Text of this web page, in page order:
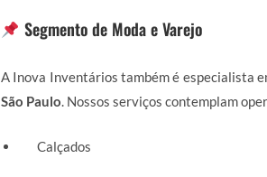
Segmento de Moda e Varejo
A Inova Inventários também é especialista
São Paulo. Nossos serviços contemplam
Calçados